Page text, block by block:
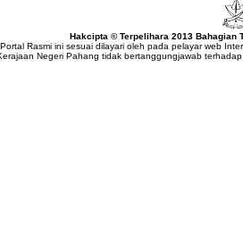
Hakcipta © Terpelihara 2013 Bahagian
Portal Rasmi ini sesuai dilayari oleh pada pelayar web
Negeri Pahang tidak bertanggungjawab